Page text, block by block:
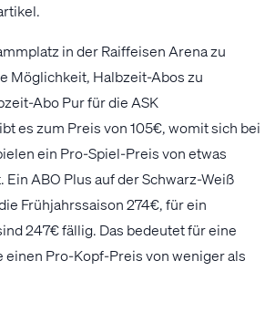
in der Raiffeisen Arena zu
Möglichkeit, Halbzeit-Abos zu
Abo Pur für die ASK
es zum Preis von 105€, womit sich bei
ein Pro-Spiel-Preis von etwas
Ein ABO Plus auf der Schwarz-Weiß
Frühjahrssaison 274€, für ein
247€ fällig. Das bedeutet für eine
einen Pro-Kopf-Preis von weniger als